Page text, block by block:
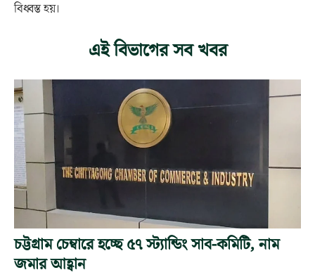
বিধ্বস্ত হয়।
এই বিভাগের সব খবর
চট্টগ্রাম চেম্বারে হচ্ছে ৫৭ স্ট্যান্ডিং সাব-কমিটি, নাম
জমার আহ্বান